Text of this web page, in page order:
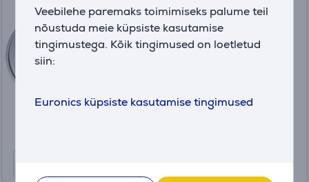
Veebilehe paremaks toimimiseks palume teil
nõustuda meie küpsiste kasutamise
tingimustega. Kõik tingimused on loetletud
siin:
Euronics küpsiste kasutamise tingimused
köögikombainile Bosch
MUM4/5
MUZ45AG1
26.99 €